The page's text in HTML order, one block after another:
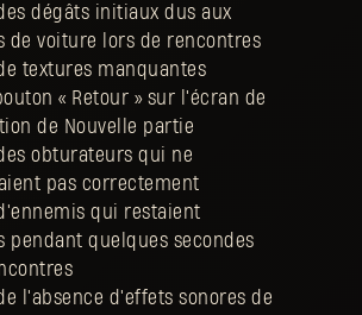
dégâts initiaux dus aux
de voiture lors de rencontres
textures manquantes
« Retour » sur l'écran de
de Nouvelle partie
obturateurs qui ne
pas correctement
qui restaient
pendant quelques secondes
l'absence d'effets sonores de